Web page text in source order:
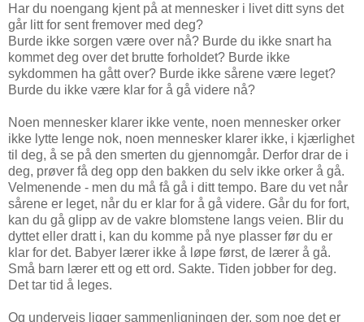
Har du noengang kjent på at mennesker i livet ditt syns det
går litt for sent fremover med deg?
Burde ikke sorgen være over nå? Burde du ikke snart ha
kommet deg over det brutte forholdet? Burde ikke
sykdommen ha gått over? Burde ikke sårene være leget?
Burde du ikke være klar for å gå videre nå?
Noen mennesker klarer ikke vente, noen mennesker orker
ikke lytte lenge nok, noen mennesker klarer ikke, i kjærlighet
til deg, å se på den smerten du gjennomgår. Derfor drar de i
deg, prøver få deg opp den bakken du selv ikke orker å gå.
Velmenende - men du må få gå i ditt tempo. Bare du vet når
sårene er leget, når du er klar for å gå videre. Går du for fort,
kan du gå glipp av de vakre blomstene langs veien. Blir du
dyttet eller dratt i, kan du komme på nye plasser før du er
klar for det. Babyer lærer ikke å løpe først, de lærer å gå.
Små barn lærer ett og ett ord. Sakte. Tiden jobber for deg.
Det tar tid å leges.
Og underveis ligger sammenligningen der, som noe det er